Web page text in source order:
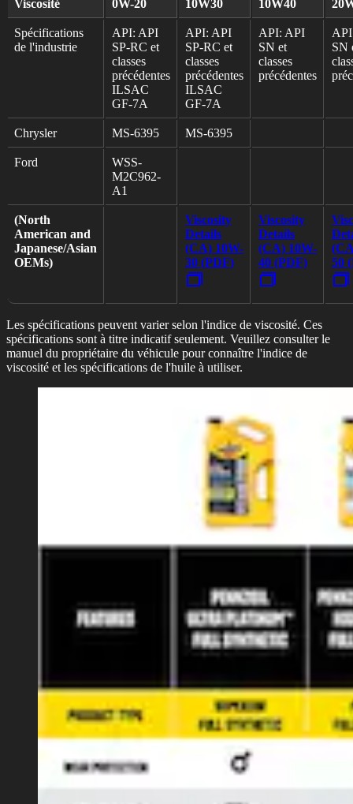
Viscosité 0W-20 10W30 10W40
Spécifications
de l'industrie
API: API
SP-RC et
classes
précédentes
ILSAC
GF-7A
API: API
SP-RC et
classes
précédentes
ILSAC
GF-7A
API: API
SN et
classes
précédentes
SN
Chrysler MS-6395 MS-6395
Ford
WSS-
M2C962-
A1
(North
American and
Japanese/Asian
OEMs)
Viscosity
Details
(CA) 10W-
30 (PDF)
Viscosity
Details
(CA) 10W-
40 (PDF)
50
Les spécifications peuvent varier selon l'indice de viscosité. Ces
spécifications sont à titre indicatif seulement. Veuillez consulter le
manuel du propriétaire du véhicule pour connaître l'indice de
viscosité et les spécifications de l'huile à utiliser.